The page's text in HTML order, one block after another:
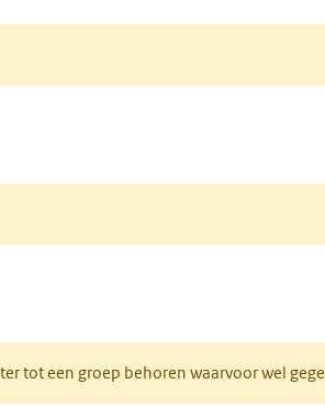
tot een groep behoren waarvoor wel